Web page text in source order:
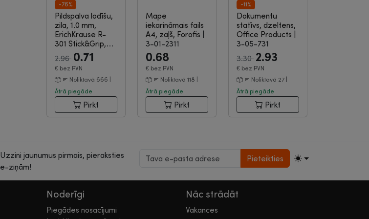
-76%
Pildspalva lodīšu,
zila, 1.0 mm,
ErichKrause R-
301 Stick&Grip,
3-07-1812
2.96 0.71
€ bez PVN
Noliktavā 666 |
Ātrā piegāde
Pirkt
Mape
iekarināmais fails
A4, zaļš, Forofis
3-01-2311
0.68
€ bez PVN
Noliktavā 118 |
Ātrā piegāde
Pirkt
-11%
Izpārdošana
Dokumentu
statīvs, dzeltens,
Office Products
3-05-731
3.30 2.93
€ bez PVN
Noliktavā 27 |
Ātrā piegāde
Pirkt
Uzzini jaunumus pirmais, pieraksties
e-ziņām!
Pieteikties
Noderīgi
Piegādes nosacījumi
Nāc strādāt
Vakances